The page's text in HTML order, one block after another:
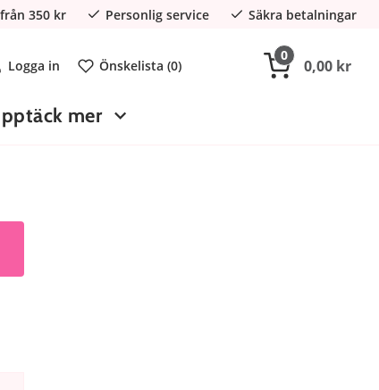
350 kr Personlig service Säkra betalningar
Logga in Önskelista (0)
0
0,00 kr
mer